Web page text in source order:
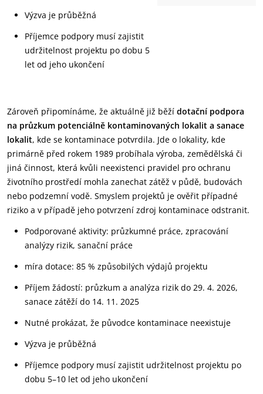
Výzva je průběžná
Příjemce podpory musí zajistit
udržitelnost projektu po dobu 5
let od jeho ukončení
Zároveň připomínáme, že aktuálně již běží dotační podpora
na průzkum potenciálně kontaminovaných lokalit a sanace
lokalit, kde se kontaminace potvrdila. Jde o lokality, kde
primárně před rokem 1989 probíhala výroba, zemědělská či
jiná činnost, která kvůli neexistenci pravidel pro ochranu
životního prostředí mohla zanechat zátěž v půdě, budovách
nebo podzemní vodě. Smyslem projektů je ověřit případné
riziko a v případě jeho potvrzení zdroj kontaminace odstranit.
Podporované aktivity: průzkumné práce, zpracování
analýzy rizik, sanační práce
míra dotace: 85 % způsobilých výdajů projektu
Příjem žádostí: průzkum a analýza rizik do 29. 4. 2026,
sanace zátěží do 14. 11. 2025
Nutné prokázat, že původce kontaminace neexistuje
Výzva je průběžná
Příjemce podpory musí zajistit udržitelnost projektu po
dobu 5–10 let od jeho ukončení